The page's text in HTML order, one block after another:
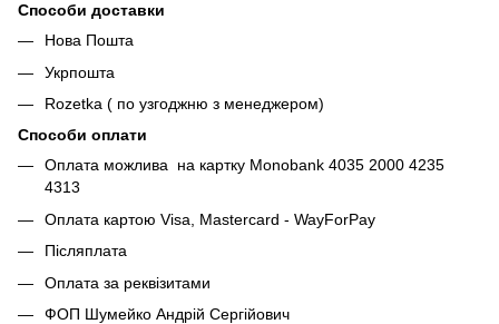
Способи доставки
Нова Пошта
Укрпошта
Rozetka ( по узгоджню з менеджером)
Способи оплати
Оплата можлива на картку Monobank 4035 2000 4235
4313
Оплата картою Visa, Mastercard - WayForPay
Післяплата
Оплата за реквізитами
ФОП Шумейко Андрій Сергійович